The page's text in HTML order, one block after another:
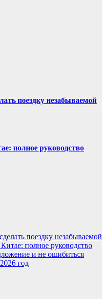
поездку незабываемой
полное руководство
поездку незабываемой
полное руководство
и не ошибиться
год